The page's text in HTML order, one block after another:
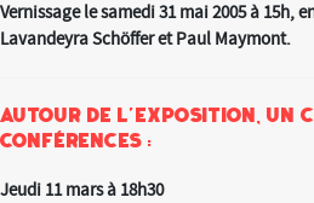
Vernissage le samedi 31 mai 2005 à 15h,
Lavandeyra Schöffer et Paul Maymont.
Autour de l’exposition, un
conférences :
Jeudi 11 mars à 18h30